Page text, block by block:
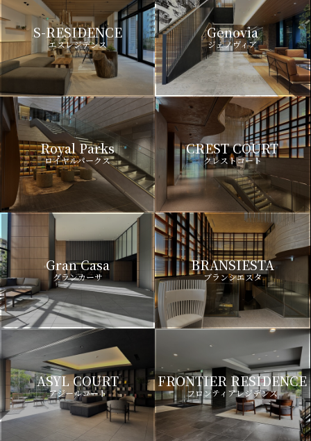
S-RESIDENCE
エスレジデンス
Genovia
ジェノヴィア
Royal Parks
ロイヤルパークス
CREST COURT
クレストコート
Gran Casa
グランカーサ
BRANSIESTA
ブランシエスタ
ASYL COURT
アジールコート
FRONTIER RESIDENCE
フロンティアレジデンス